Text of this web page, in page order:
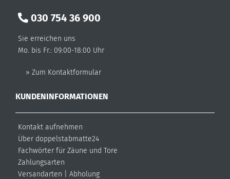
030 754 36 900
Sie erreichen uns
Mo. bis Fr.: 09:00-18:00 Uhr
» Zum Kontaktformular
KUNDENINFORMATIONEN
Kontakt aufnehmen
Über doppelstabmatte24
Fachwörter für Zäune und Tore
Zahlungsarten
Versandarten
Abholung